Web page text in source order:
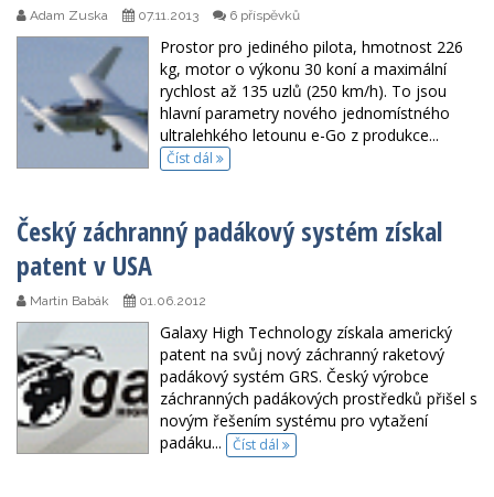
Adam Zuska 07.11.2013 6 příspěvků
Prostor pro jediného pilota, hmotnost 226
kg, motor o výkonu 30 koní a maximální
rychlost až 135 uzlů (250 km/h). To jsou
hlavní parametry nového jednomístného
ultralehkého letounu e-Go z produkce...
Číst dál
Český záchranný padákový systém získal
patent v USA
Martin Babák 01.06.2012
Galaxy High Technology získala americký
patent na svůj nový záchranný raketový
padákový systém GRS. Český výrobce
záchranných padákových prostředků přišel s
novým řešením systému pro vytažení
padáku...
Číst dál